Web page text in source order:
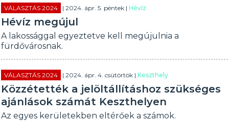
VÁLASZTÁS 2024 | 2024. ápr. 5. péntek |Hévíz
Hévíz megújul
A lakossággal egyeztetve kell megújulnia a
fürdővárosnak.
VÁLASZTÁS 2024 | 2024. ápr. 4. csütörtök |Keszthely
Közzétették a jelöltállításhoz szükséges
ajánlások számát Keszthelyen
Az egyes kerületekben eltérőek a számok.